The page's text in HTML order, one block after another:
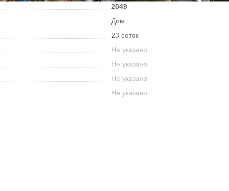
2049
Дом
23 соток
Не указано
Не указано
Не указано
Не указано